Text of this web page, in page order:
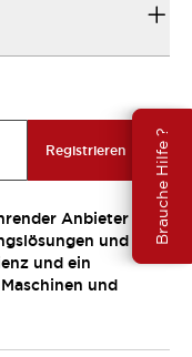
Brauche Hilfe ?
Registrieren
Anbieter
und
und ein
und